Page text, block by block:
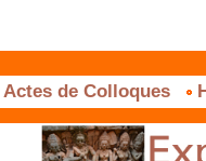
Actes de Colloques